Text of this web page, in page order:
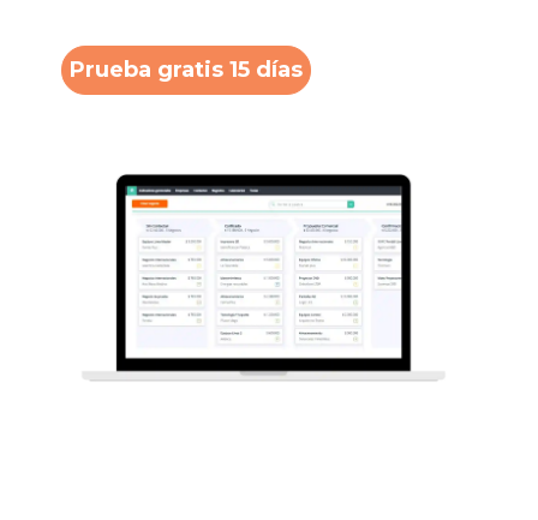
Iniciar
Prueba gratis 15 días